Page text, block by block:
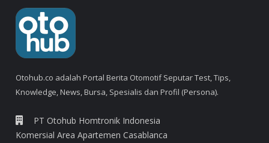
Otohub.co adalah Portal Berita Otomotif Seputar Test, Tips,
Knowledge, News, Bursa, Spesialis dan Profil (Persona).
PT Otohub Homtronik Indonesia
Komersial Area Apartemen Casablanca